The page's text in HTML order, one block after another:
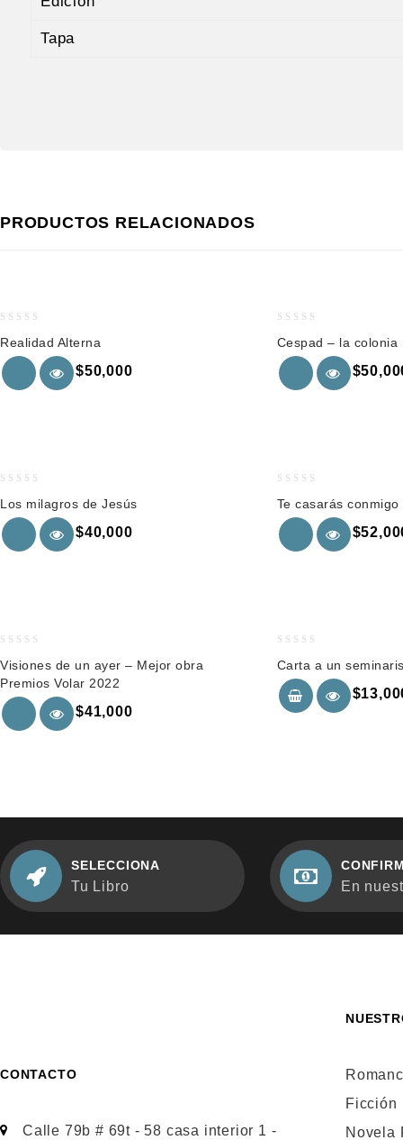
Tapa
PRODUCTOS RELACIONADOS
out
of
5
Realidad Alterna
$50,000
out
of
5
Cespad – la colonia
$
out
of
5
Los milagros de Jesús
$40,000
out
of
5
Te casarás conmigo
$
out
of
5
Visiones de un ayer – Mejor obra
Premios Volar 2022
$41,000
out
of
5
Carta a un
$
SELECCIONA
Tu Libro En
CONTACTO
Calle 79b # 69t - 58 casa interior 1 -
Ficción
Novela